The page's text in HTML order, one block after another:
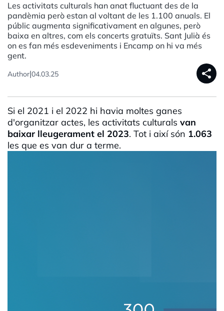
Les activitats culturals han anat fluctuant des de la
pandèmia però estan al voltant de les 1.100 anuals. El
públic augmenta significativament en algunes, però
baixa en altres, com els concerts gratuïts. Sant Julià és
on es fan més esdeveniments i Encamp on hi va més
gent.
Author|04.03.25 share
Si el 2021 i el 2022 hi havia moltes ganes
d'organitzar actes, les activitats culturals van
baixar lleugerament el 2023. Tot i així són 1.063
les que es van dur a terme.